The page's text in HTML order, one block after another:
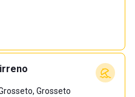
Grosseto